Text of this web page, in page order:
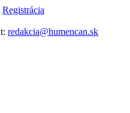
Registrácia
redakcia@humencan.sk